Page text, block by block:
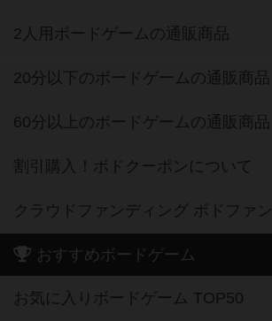
2人用ボードゲームの通販商品
20分以下のボードゲームの通販商品
60分以上のボードゲームの通販商品
割引購入！ボドクーポンについて
クラウドファンディング ボドファン
おすすめボードゲーム
お気に入りボードゲーム TOP50